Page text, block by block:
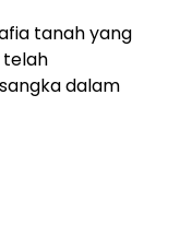
tanah yang
telah
dalam